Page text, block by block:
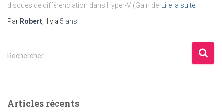
disques de différenciation dans Hyper-V (Gain de
Lire la suite
Par Robert , il y a 5 ans
R
e
r
Rechercher…
Articles récents